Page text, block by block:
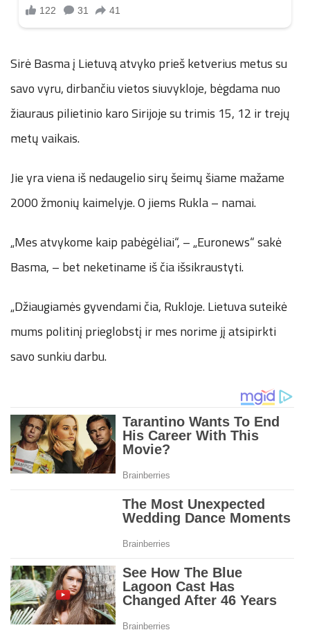
Sirė Basma į Lietuvą atvyko prieš ketverius metus su
savo vyru, dirbančiu vietos siuvykloje, bėgdama nuo
žiauraus pilietinio karo Sirijoje su trimis 15, 12 ir trejų
metų vaikais.
Jie yra viena iš nedaugelio sirų šeimų šiame mažame
2000 žmonių kaimelyje. O jiems Rukla – namai.
„Mes atvykome kaip pabėgėliai“, – „Euronews“ sakė
Basma, – bet neketiname iš čia išsikraustyti.
„Džiaugiamės gyvendami čia, Rukloje. Lietuva suteikė
mums politinį prieglobstį ir mes norime jį atsipirkti
savo sunkiu darbu.